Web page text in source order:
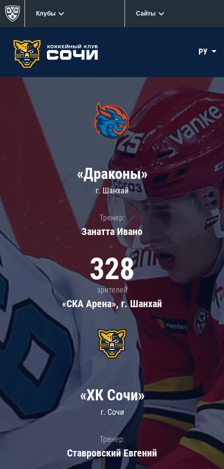
Клубы Сайты
РУ
«Драконы»
г. Шанхай
Тренер:
Занатта Иванo
328
зрителей
«СКА Арена», г. Шанхай
«ХК Сочи»
г. Сочи
Тренер:
Ставровский Евгений